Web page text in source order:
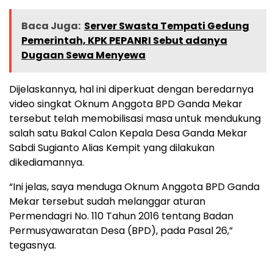
Baca Juga: Server Swasta Tempati Gedung
Pemerintah, KPK PEPANRI Sebut adanya
Dugaan Sewa Menyewa
Dijelaskannya, hal ini diperkuat dengan beredarnya
video singkat Oknum Anggota BPD Ganda Mekar
tersebut telah memobilisasi masa untuk mendukung
salah satu Bakal Calon Kepala Desa Ganda Mekar
Sabdi Sugianto Alias Kempit yang dilakukan
dikediamannya.
“Ini jelas, saya menduga Oknum Anggota BPD Ganda
Mekar tersebut sudah melanggar aturan
Permendagri No. 110 Tahun 2016 tentang Badan
Permusyawaratan Desa (BPD), pada Pasal 26,”
tegasnya.